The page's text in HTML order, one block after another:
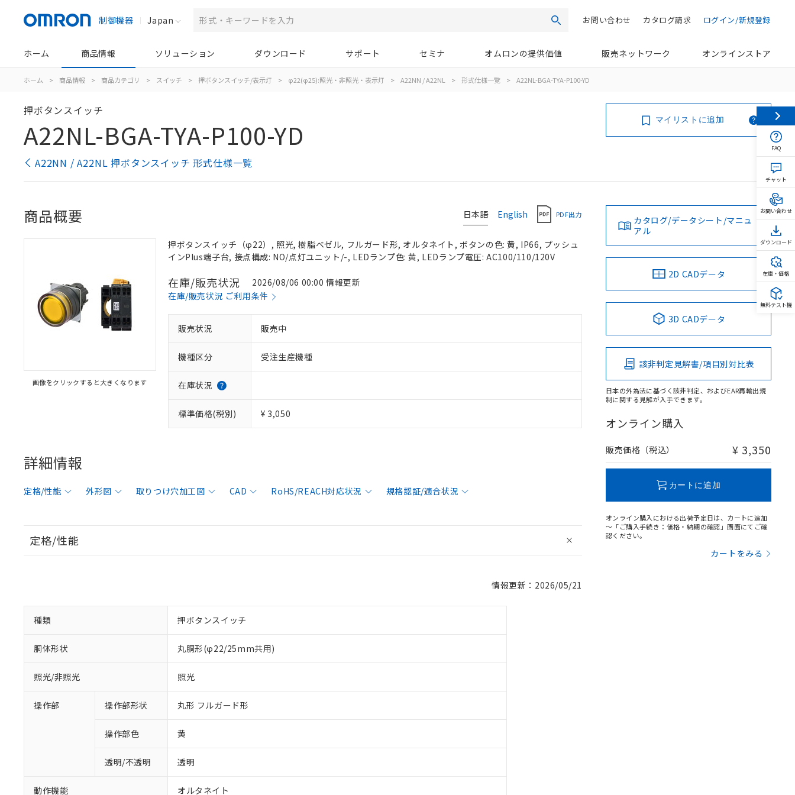
制御機器 Japan 検索 ログイン/新規登録
カタログ請求
お問い合わせ
ホーム 商品情報 ソリューション ダウンロード サポート セミナ オムロンの提供価値 販売ネットワーク オンラインストア
ホーム > 商品情報 > 商品カテゴリ > スイッチ > 押ボタンスイッチ/表示灯 > φ22(φ25):照光・非照光・表示灯 > A22NN / A22NL > 形式仕様一覧 > A22NL-BGA-TYA-P100-YD
押ボタンスイッチ
A22NL-BGA-TYA-P100-YD
A22NN / A22NL 押ボタンスイッチ 形式仕様一覧
マイリストに追加
日本語 English PDF出力
商品概要
画像をクリックすると大きくなります
押ボタンスイッチ（φ22）, 照光, 樹脂ベゼル, フルガード形, オルタネイト, ボタンの色: 黄, IP66, プッシュ
インPlus端子台, 接点構成: NO/点灯ユニット/-, LEDランプ色: 黄, LEDランプ電圧: AC100/110/120V
在庫/販売状況
2026/08/06 00:00 情報更新
在庫/販売状況 ご利用条件
販売状況 販売中
機種区分 受注生産機種
在庫状況
標準価格(税別) ¥ 3,050
詳細情報
定格/性能 外形図 取りつけ穴加工図 CAD RoHS/REACH対応状況 規格認証/適合状況
定格/性能
情報更新：2026/05/21
種類 押ボタンスイッチ
胴体形状 丸胴形(φ22/25mm共用)
照光/非照光 照光
操作部 操作部形状 丸形 フルガード形
操作部色 黄
透明/不透明 透明
動作機能 オルタネイト
カタログ/データシート/マニュ
アル
2D CADデータ
3D CADデータ
該非判定見解書/項目別対比表
日本の外為法に基づく該非判定、およびEAR再輸出規
制に関する見解が入手できます。
オンライン購入
販売価格（税込） ¥ 3,350
カートに追加
オンライン購入における出荷予定日は、カートに追加
～「ご購入手続き：価格・納期の確認」画面にてご確
認ください。
カートをみる
FAQ
チャット
お問い合わせ
ダウンロード
在庫・価格
無料テスト機